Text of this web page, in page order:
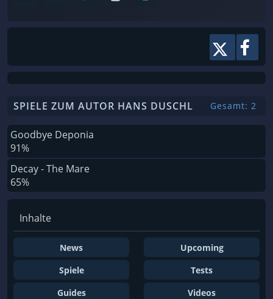
SPIELE ZUM AUTOR HANS DUSCHL Gesamt: 2
Goodbye Deponia
91%
Decay - The Mare
65%
Inhalte
News
Upcoming
Spiele
Tests
Guides
Videos